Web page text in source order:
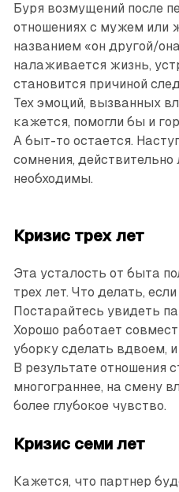
Буря возмущений после
отношениях с мужем или
названием «он другой/
налаживается жизнь,
становится причиной
Тех эмоций, вызванных
кажется, помогли бы и
А быт-то остается.
сомнения, действительно
необходимы.
Кризис трех лет
Эта усталость от быта
трех лет. Что делать,
Постарайтесь увидеть
Хорошо работает
уборку сделать вдвоем,
В результате отношения
многограннее, на смену
более глубокое чувство.
Кризис семи лет
Кажется, что партнер